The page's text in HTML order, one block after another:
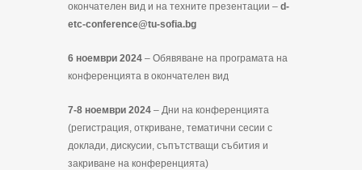
окончателен вид и на техните презентации – d-
etc-conference@tu-sofia.bg
6 ноември 2024 – Обявяване на програмата на
конференцията в окончателен вид
7-8 ноември 2024 – Дни на конференцията
(регистрация, откриване, тематични сесии с
доклади, дискусии, съпътстващи събития и
закриване на конференцията)